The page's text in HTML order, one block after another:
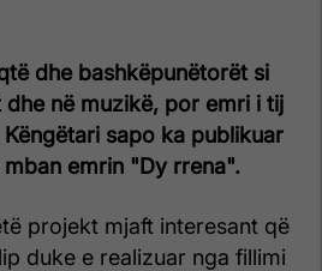
dhe bashkëpunëtorët si
dhe në muzikë, por emri i tij
sapo ka publikuar
emrin "Dy rrena".
projekt mjaft interesant që
duke e realizuar nga fillimi